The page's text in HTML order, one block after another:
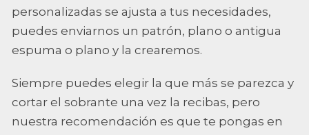
personalizadas se ajusta a tus necesidades,
puedes enviarnos un patrón, plano o antigua
espuma o plano y la crearemos.
Siempre puedes elegir la que más se parezca y
cortar el sobrante una vez la recibas, pero
nuestra recomendación es que te pongas en